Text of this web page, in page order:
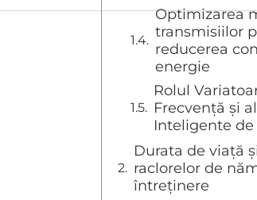
Optimizarea
transmisiilor
reducerea
energie
Rolul
Frecvență și
Inteligente de
Durata de viață
raclorelor de
întreținere